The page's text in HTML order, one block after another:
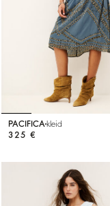
PACIFICA kleid
325 €